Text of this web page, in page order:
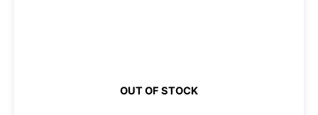
OUT OF STOCK